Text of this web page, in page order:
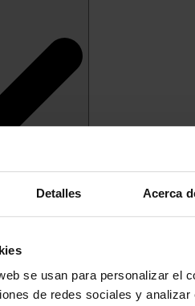
Detalles Acerca
se usan para personalizar el
de redes sociales y analizar